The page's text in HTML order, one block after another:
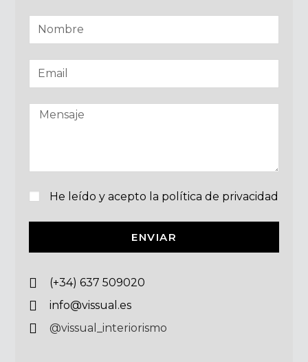
(+34) 637 509020
info@vissual.es
@vissual_interiorismo
He leído y acepto la política de privacidad
ENVIAR